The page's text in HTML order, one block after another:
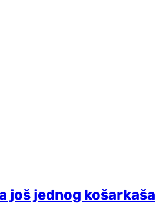
još jednog košarkaša